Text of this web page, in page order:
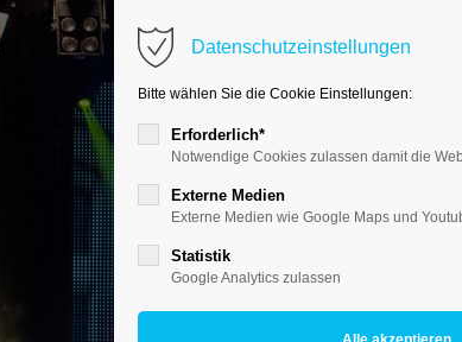
Login
Benutzername
Support
24h
Datenschutzeinstellungen
Bitte wählen Sie die Cookie Einstellungen:
Erforderlich*
Notwendige Cookies zulassen damit die
Externe Medien
Externe Medien wie Google Maps und
Statistik
Google Analytics zulassen